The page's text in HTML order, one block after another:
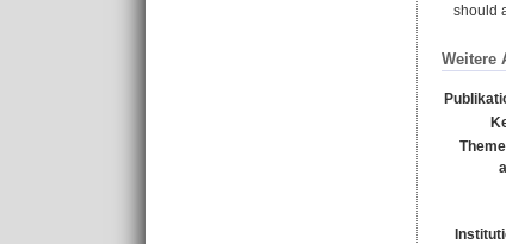
should
Weitere